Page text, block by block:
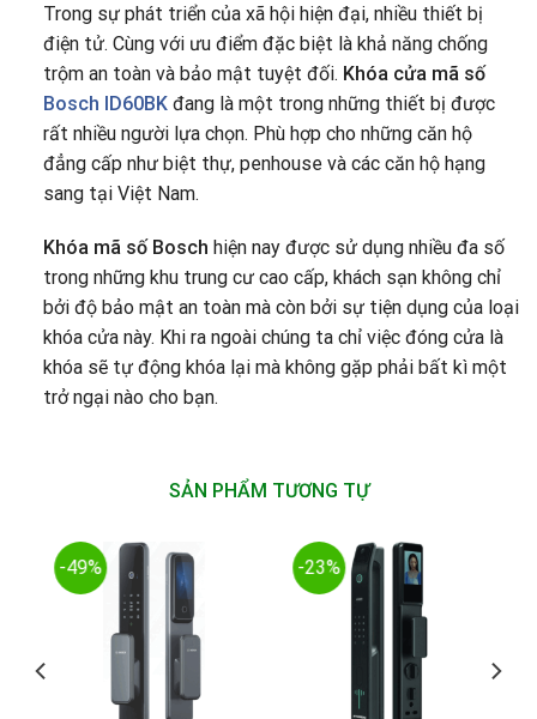
Trong sự phát triển của xã hội hiện đại, nhiều thiết bị
điện tử. Cùng với ưu điểm đặc biệt là khả năng chống
trộm an toàn và bảo mật tuyệt đối. Khóa cửa mã số
Bosch ID60BKđang là một trong những thiết bị được
rất nhiều người lựa chọn. Phù hợp cho những căn hộ
đẳng cấp như biệt thự, penhouse và các căn hộ hạng
sang tại Việt Nam.
Khóa mã số Bosch hiện nay được sử dụng nhiều đa số
trong những khu trung cư cao cấp, khách sạn không chỉ
bởi độ bảo mật an toàn mà còn bởi sự tiện dụng của loại
khóa cửa này. Khi ra ngoài chúng ta chỉ việc đóng cửa là
khóa sẽ tự động khóa lại mà không gặp phải bất kì một
trở ngại nào cho bạn.
SẢN PHẨM TƯƠNG TỰ
-49% -23%